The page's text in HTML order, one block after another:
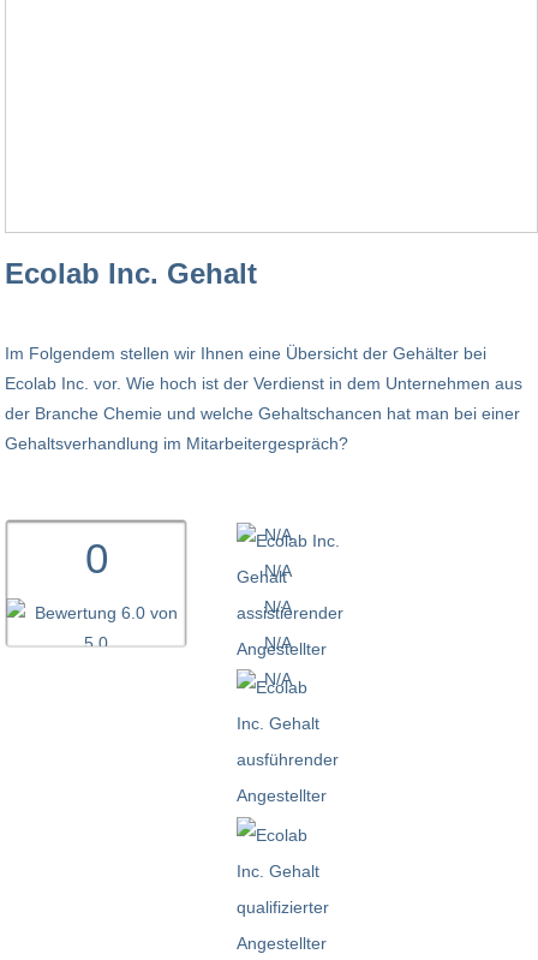
Ecolab Inc. Gehalt
Im Folgendem stellen wir Ihnen eine Übersicht der Gehälter bei
Ecolab Inc. vor. Wie hoch ist der Verdienst in dem Unternehmen aus
der Branche Chemie und welche Gehaltschancen hat man bei einer
Gehaltsverhandlung im Mitarbeitergespräch?
0
N/A
N/A
N/A
N/A
N/A